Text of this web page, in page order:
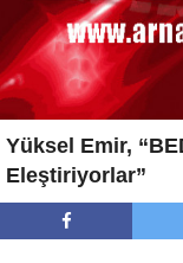
Yüksel Emir,
Eleştiriyorlar”